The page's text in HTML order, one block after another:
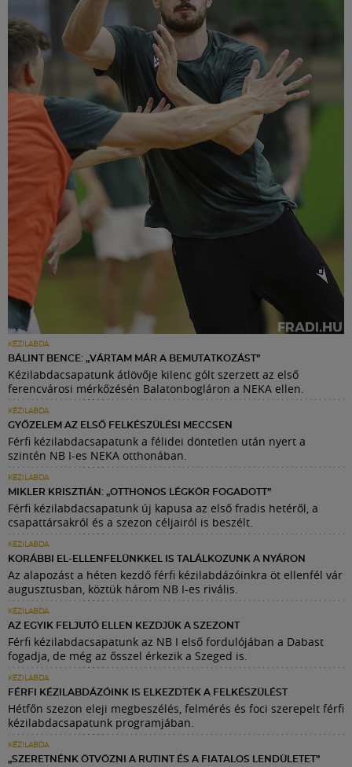
KÉZILABDA
BÁLINT BENCE: „VÁRTAM MÁR A BEMUTATKOZÁST”
Kézilabdacsapatunk átlövője kilenc gólt szerzett az első
ferencvárosi mérkőzésén Balatonbogláron a NEKA ellen.
KÉZILABDA
GYŐZELEM AZ ELSŐ FELKÉSZÜLÉSI MECCSEN
Férfi kézilabdacsapatunk a félidei döntetlen után nyert a
szintén NB I-es NEKA otthonában.
KÉZILABDA
MIKLER KRISZTIÁN: „OTTHONOS LÉGKÖR FOGADOTT”
Férfi kézilabdacsapatunk új kapusa az első fradis hetéről, a
csapattársakról és a szezon céljairól is beszélt.
KÉZILABDA
KORÁBBI EL-ELLENFELÜNKKEL IS TALÁLKOZUNK A NYÁRON
Az alapozást a héten kezdő férfi kézilabdázóinkra öt ellenfél vár
augusztusban, köztük három NB I-es rivális.
KÉZILABDA
AZ EGYIK FELJUTÓ ELLEN KEZDJÜK A SZEZONT
Férfi kézilabdacsapatunk az NB I első fordulójában a Dabast
fogadja, de még az ősszel érkezik a Szeged is.
KÉZILABDA
FÉRFI KÉZILABDÁZÓINK IS ELKEZDTÉK A FELKÉSZÜLÉST
Hétfőn szezon eleji megbeszélés, felmérés és foci szerepelt férfi
kézilabdacsapatunk programjában.
KÉZILABDA
„SZERETNÉNK ÖTVÖZNI A RUTINT ÉS A FIATALOS LENDÜLETET”